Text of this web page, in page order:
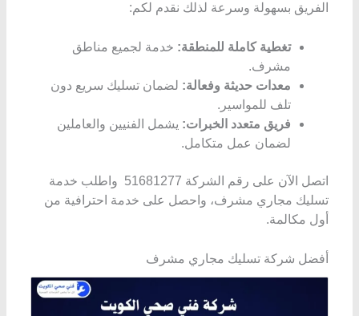
الفريق بسهولة وسرعة لذلك نقدم لكم:
تغطية كاملة للمنطقة: خدمة لجميع مناطق
مشرف.
معدات حديثة وفعالة: لضمان تسليك سريع دون
تلف للمواسير.
فريق متعدد الخبرات: يشمل الفنيين والعاملين
لضمان عمل متكامل.
اتصل الآن على رقم الشركة 51681277 واطلب خدمة
تسليك مجاري مشرف، واحصل على خدمة احترافية من
أول مكالمة.
أفضل شركة تسليك مجاري مشرف